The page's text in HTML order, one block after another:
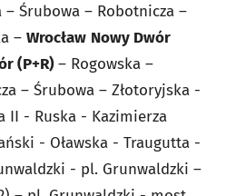
– Śrubowa – Robotnicza –
– Wrocław Nowy Dwór
(P+R)– Rogowska –
– Śrubowa – Złotoryjska -
II - Ruska - Kazimierza
- Oławska - Traugutta -
- pl. Grunwaldzki –